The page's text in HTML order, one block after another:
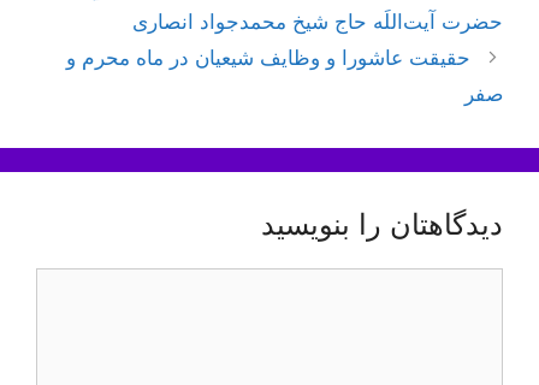
حضرت آیت‌اللَه حاج شیخ محمدجواد انصاری
حقیقت عاشورا و وظایف شیعیان در ماه محرم و
صفر
دیدگاهتان را بنویسید